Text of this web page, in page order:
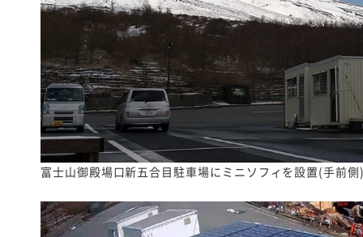
富士山御殿場口新五合目駐車場にミニソフィを設置(手前